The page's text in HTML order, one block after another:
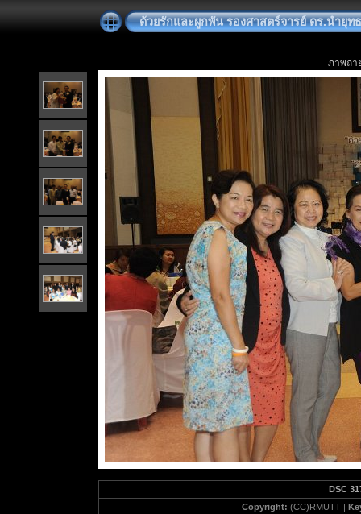
ด้วยรักและผูกพัน รองศาสตร์จารย์ ดร.นำยุท
ภาพถ่า
DSC
Copyright: (CC)RMUTT |